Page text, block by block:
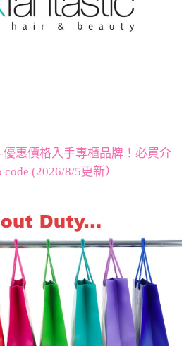
惠價格入手專櫃品牌！必買介
(2026/8/5更新）